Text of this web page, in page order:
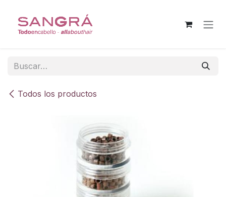
Todos los productos